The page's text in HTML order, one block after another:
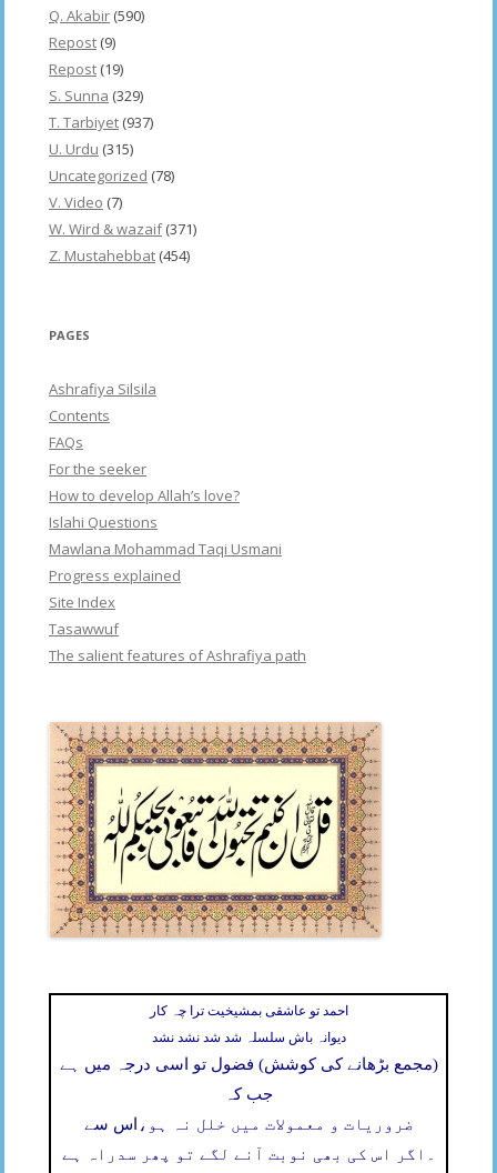
Q. Akabir (590)
Repost (9)
Repost (19)
S. Sunna (329)
T. Tarbiyet (937)
U. Urdu (315)
Uncategorized (78)
V. Video (7)
W. Wird & wazaif(371)
Z. Mustahebbat (454)
PAGES
Ashrafiya Silsila
Contents
FAQs
For the seeker
How to develop Allah’s love?
Islahi Questions
Mawlana Mohammad Taqi Usmani
Progress explained
Site Index
Tasawwuf
The salient features of Ashrafiya path
احمد تو عاشقی بمشیخیت ترا چہ کار
دیوانہ باش سلسلہ شد شد نشد نشد
(مجمع بڑھانے کی کوشش) فضول تو اسی درجہ میں ہے
جب کہ
اس سے ضروریات و معمولات میں خلل نہ ہو،
اگر اس کی بھی نوبت آنے لگے تو پھر سدراہ ہے